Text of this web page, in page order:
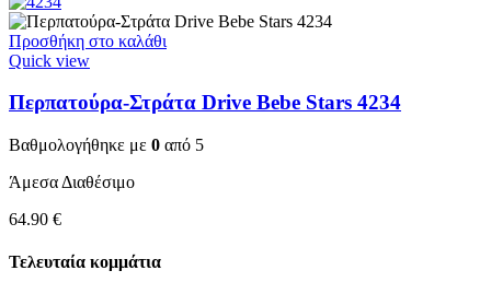
Προσθήκη στο καλάθι
Quick view
Περπατούρα-Στράτα Drive Bebe Stars 4234
Βαθμολογήθηκε με 0 από 5
Άμεσα Διαθέσιμο
64.90 €
Τελευταία κομμάτια